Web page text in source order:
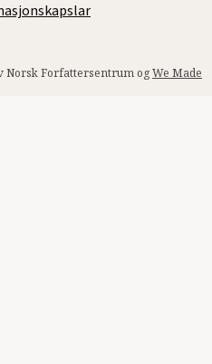
Norsk Forfattersentrum ogWe Made